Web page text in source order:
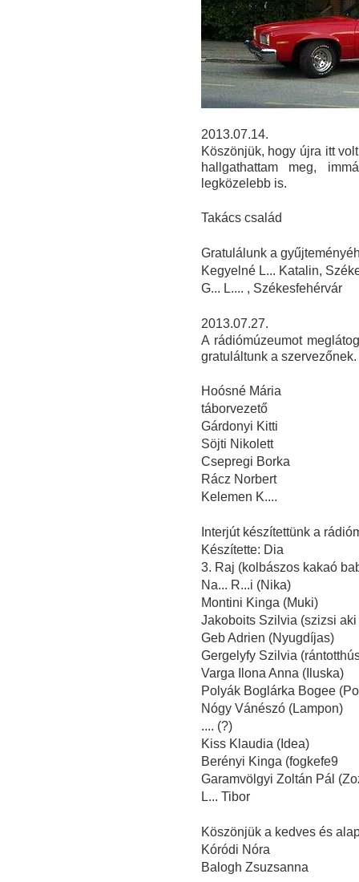
2013.07.14.
Köszönjük, hogy újra itt
hallgathattam meg,
legközelebb is.
Takács család
Gratulálunk a
Kegyelné L... Katalin,
G... L.... , Székesfehérvár
2013.07.27.
A rádiómúzeumot
gratuláltunk a szervezőnek.
Hoósné Mária
táborvezető
Gárdonyi Kitti
Söjti Nikolett
Csepregi Borka
Rácz Norbert
Kelemen K....
Interjút készítettünk a
Készítette: Dia
3. Raj (kolbászos kakaó
Na... R...i (Nika)
Montini Kinga (Muki)
Jakoboits Szilvia (szizsi
Geb Adrien (Nyugdíjas)
Gergelyfy Szilvia
Varga Ilona Anna (Iluska)
Polyák Boglárka Bogee
Nógy Vánészó (Lampon)
.... (?)
Kiss Klaudia (Idea)
Berényi Kinga (fogkefe9
Garamvölgyi Zoltán Pál
L... Tibor
Köszönjük a kedves és
Kóródi Nóra
Balogh Zsuzsanna